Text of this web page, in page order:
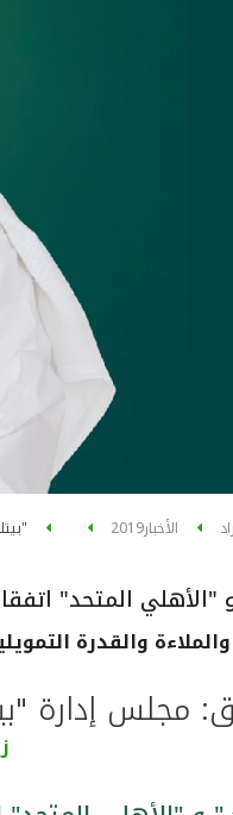
الأخبار2019
"الأهلي المتحد"
والقدرة
مجلس إدارة